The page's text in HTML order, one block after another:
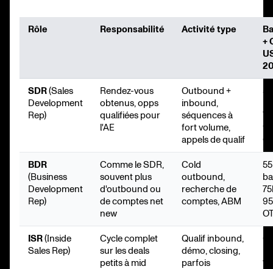
Rôle Responsabilité Activité type
+
SDR(Sales
Development
Rep)
Rendez-vous
obtenus, opps
qualifiées pour
l'AE
Outbound +
inbound,
séquences à
fort volume,
appels de qualif
BDR
(Business
Development
Rep)
Comme le SDR,
souvent plus
d'outbound ou
de comptes net
new
Cold
outbound,
recherche de
comptes, ABM
ISR(Inside
Sales Rep)
Cycle complet
sur les deals
petits à mid
Qualif inbound,
démo, closing,
parfois